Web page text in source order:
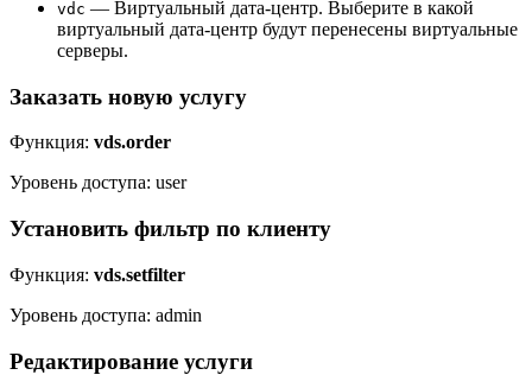
vdc — Виртуальный дата-центр. Выберите в какой
виртуальный дата-центр будут перенесены виртуальные
серверы.
Заказать новую услугу
Функция: vds.order
Уровень доступа: user
Установить фильтр по клиенту
Функция: vds.setfilter
Уровень доступа: admin
Редактирование услуги